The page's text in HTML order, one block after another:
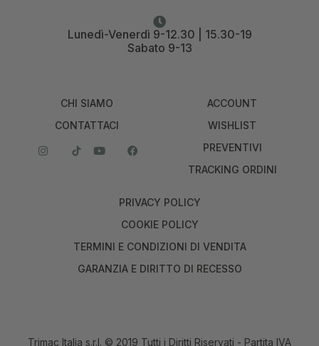
Lunedì-Venerdì 9-12.30 | 15.30-19
Sabato 9-13
CHI SIAMO
CONTATTACI
ACCOUNT
WISHLIST
PREVENTIVI
TRACKING ORDINI
PRIVACY POLICY
COOKIE POLICY
TERMINI E CONDIZIONI DI VENDITA
GARANZIA E DIRITTO DI RECESSO
Trimac Italia s.r.l. © 2019 Tutti i Diritti Riservati - Partita IVA